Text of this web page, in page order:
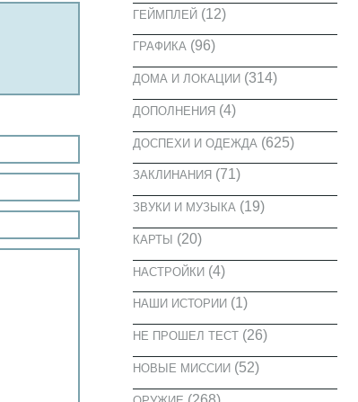
ГЕЙМПЛЕЙ(12)
ГРАФИКА (96)
ДОМА И ЛОКАЦИИ(314)
ДОПОЛНЕНИЯ(4)
ДОСПЕХИ И ОДЕЖДА (625)
ЗАКЛИНАНИЯ(71)
ЗВУКИ И МУЗЫКА (19)
КАРТЫ (20)
НАСТРОЙКИ(4)
НАШИ ИСТОРИИ(1)
НЕ ПРОШЕЛ ТЕСТ(26)
НОВЫЕ МИССИИ(52)